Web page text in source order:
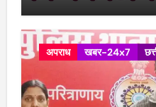
अपराध खबर-24x7